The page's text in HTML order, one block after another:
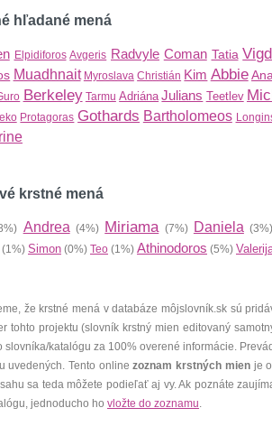
hľadané mená
Elpidiforos Avgeris Radvyle Coman Tatia
Muadhnait Myroslava Christián Kim Abbie
Berkeley Tarmu Adriána Julians Teetlev
Protagoras Gothards Bartholomeos
krstné mená
Andrea(4%) Miriama(7%) Daniela(3%)
(1%) Simon (0%) Teo (1%) Athinodoros (5%)
že krstné mená v databáze môjslovník.sk sú
tohto projektu (slovník krstný mien editovaný
slovníka/katalógu za 100% overené informácie.
uvedených. Tento onlinezoznam krstných mienje
sa teda môžete podieľať aj vy. Ak poznáte
jednoducho ho vložte do zoznamu.